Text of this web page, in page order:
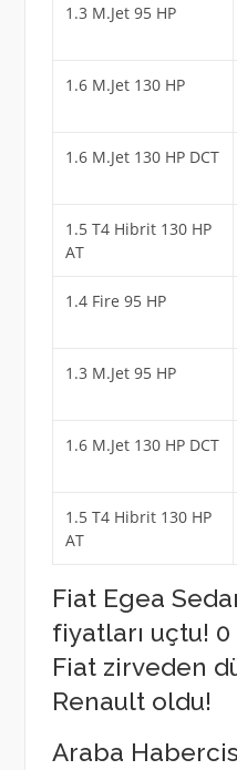
1.3 M.Jet 95 HP
1.6 M.Jet 130 HP
1.6 M.Jet 130 HP DCT
1.5 T4 Hibrit 130 HP
AT
1.4 Fire 95 HP
1.3 M.Jet 95 HP
1.6 M.Jet 130 HP DCT
1.5 T4 Hibrit 130 HP
AT
Fiat Egea
fiyatları uçtu! 0
Fiat zirveden
Renault oldu!
Araba